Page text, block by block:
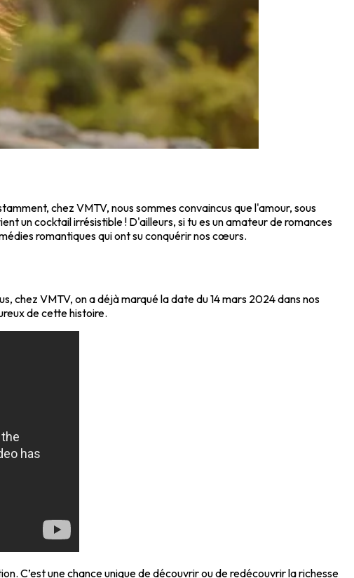
chez VMTV, nous sommes convaincus que l'amour, sous
un cocktail irrésistible ! D'ailleurs, si tu es un amateur de romances
romantiques qui ont su conquérir nos cœurs.
chez VMTV, on a déjà marqué la date du 14 mars 2024 dans nos
de cette histoire.
C’est une chance unique de découvrir ou de redécouvrir la richesse